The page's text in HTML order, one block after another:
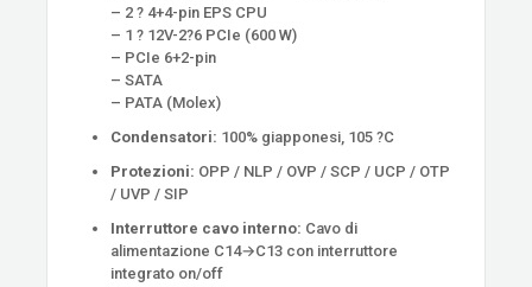
– 2 ? 4+4-pin EPS CPU
– 1 ? 12V-2?6 PCIe (600 W)
– PCIe 6+2-pin
– SATA
– PATA (Molex)
Condensatori: 100% giapponesi, 105 ?C
Protezioni: OPP / NLP / OVP / SCP / UCP / OTP
/ UVP / SIP
Interruttore cavo interno: Cavo di
alimentazione C14→C13 con interruttore
integrato on/off